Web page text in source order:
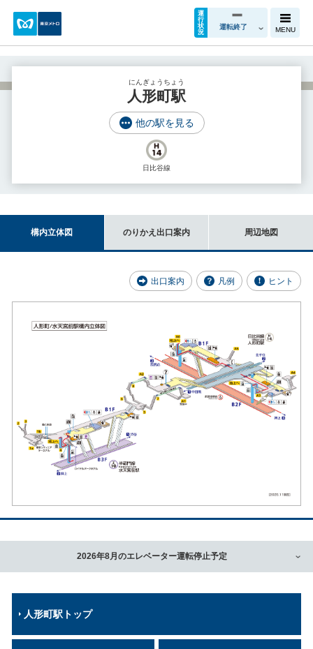
運
行
状
況
運転終了 MENU
にんぎょうちょう
人形町駅
他の駅を見る
日比谷線
構内立体図 のりかえ出口案内 周辺地図
出口案内 凡例 ヒント
2026年8月のエレベーター運転停止予定
人形町駅トップ